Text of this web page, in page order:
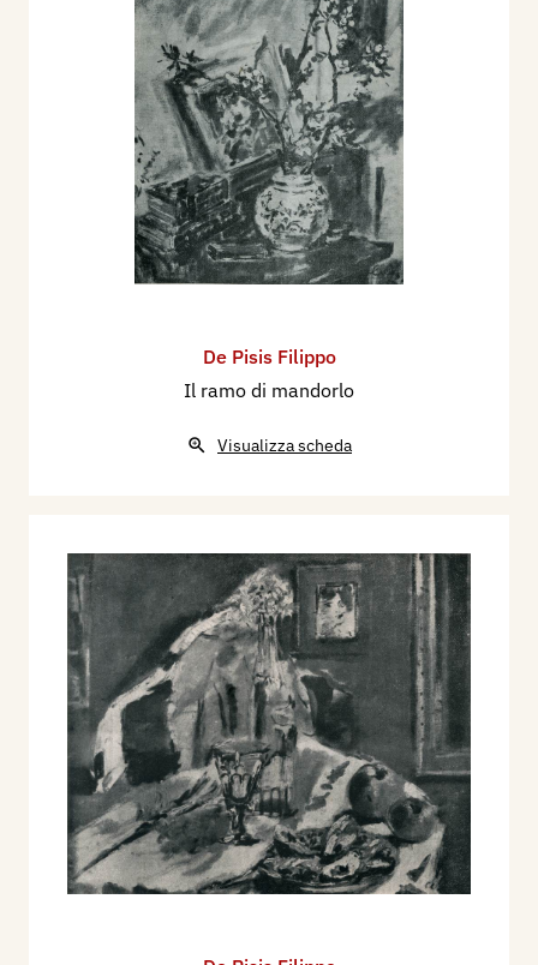
De Pisis Filippo
Il ramo di mandorlo
Visualizza scheda